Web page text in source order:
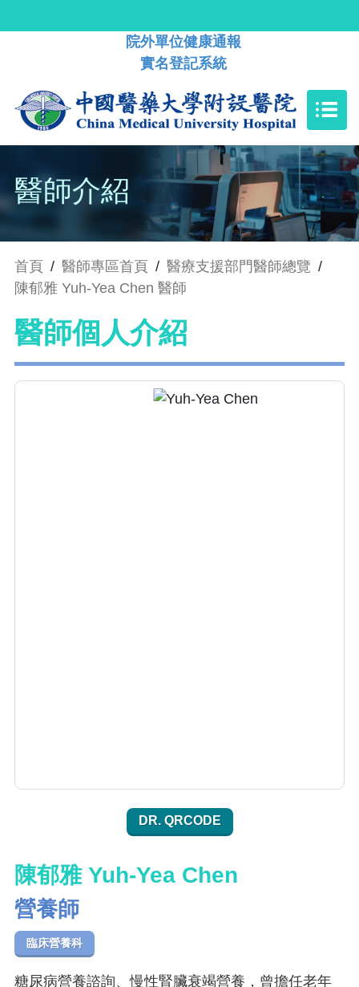
院外單位健康通報
實名登記系統
醫師介紹
首頁 / 醫師專區首頁 / 醫療支援部門醫師總覽 /
陳郁雅 Yuh-Yea Chen 醫師
醫師個人介紹
DR. QRCODE
陳郁雅 Yuh-Yea Chen
營養師
臨床營養科
糖尿病營養諮詢、慢性腎臟衰竭營養，曾擔任老年